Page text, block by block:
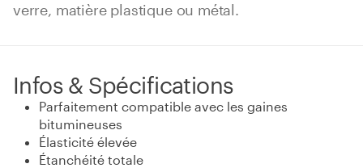
verre, matière plastique ou métal.
Infos & Spécifications
Parfaitement compatible avec les gaines
bitumineuses
Élasticité élevée
Étanchéité totale